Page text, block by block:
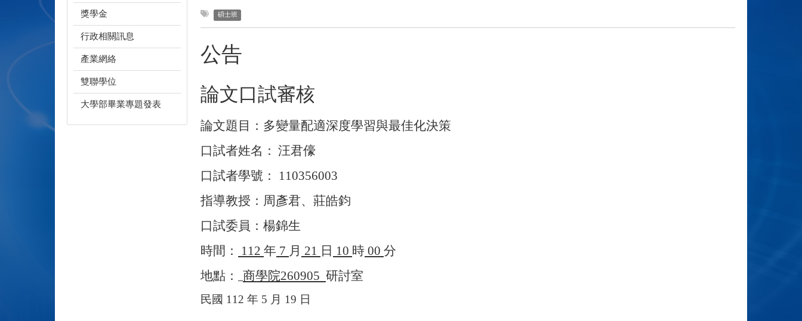
獎學金
行政相關訊息
產業網絡
雙聯學位
大學部畢業專題發表
碩士班
公告
論文口試審核
論文題目：多變量配適深度學習與最佳化決策
口試者姓名： 汪君儫
口試者學號：
110356003
指導教授：周彥君、莊皓鈞
口試委員：楊錦生
時間：
112 年 7 月 21 日 10 時 00 分
地點：
商學院260905 研討室
民國 112 年 5 月 19 日